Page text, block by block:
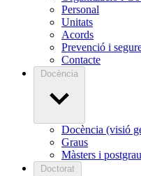
Personal
Unitats
Acords
Prevenció i
Contacte
Docència
Docència (visió
Graus
Màsters i
Doctorat